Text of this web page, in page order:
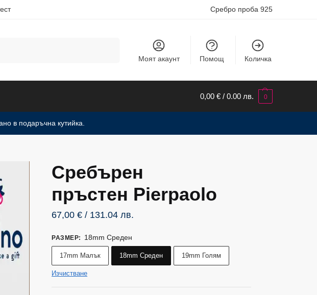
Сребро проба 925
Моят акаунт Помощ Количка
0,00 € / 0.00 лв. 0
в подаръчна кутийка.
Сребърен
пръстен Pierpaolo
67,00€ / 131.04 лв.
РАЗМЕР: 18mm Среден
17mm Малък 18mm Среден 19mm Голям
Изчистване